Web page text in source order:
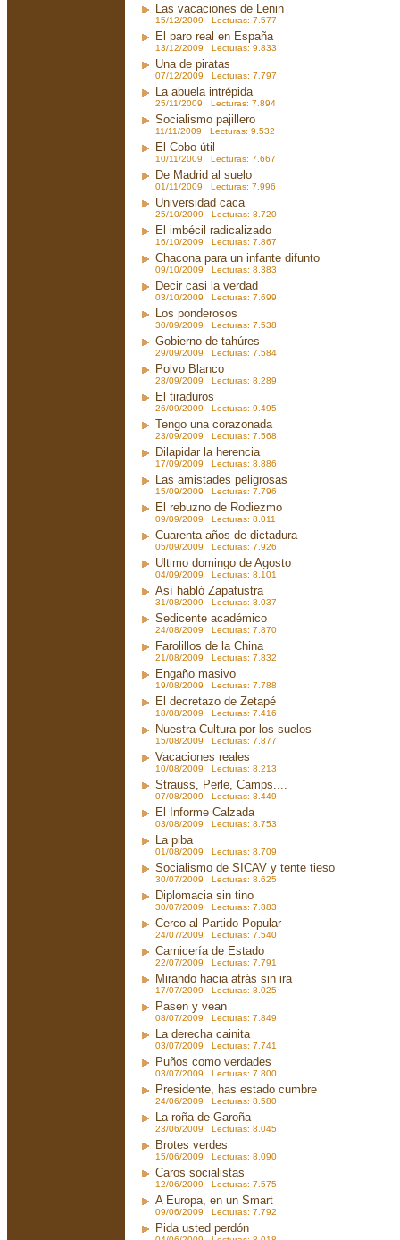
Las vacaciones de Lenin
15/12/2009 Lecturas: 7.577
El paro real en España
13/12/2009 Lecturas: 9.833
Una de piratas
07/12/2009 Lecturas: 7.797
La abuela intrépida
25/11/2009 Lecturas: 7.894
Socialismo pajillero
11/11/2009 Lecturas: 9.532
El Cobo útil
10/11/2009 Lecturas: 7.667
De Madrid al suelo
01/11/2009 Lecturas: 7.996
Universidad caca
25/10/2009 Lecturas: 8.720
El imbécil radicalizado
16/10/2009 Lecturas: 7.867
Chacona para un infante difunto
09/10/2009 Lecturas: 8.383
Decir casi la verdad
03/10/2009 Lecturas: 7.699
Los ponderosos
30/09/2009 Lecturas: 7.538
Gobierno de tahúres
29/09/2009 Lecturas: 7.584
Polvo Blanco
28/09/2009 Lecturas: 8.289
El tiraduros
26/09/2009 Lecturas: 9.495
Tengo una corazonada
23/09/2009 Lecturas: 7.568
Dilapidar la herencia
17/09/2009 Lecturas: 8.886
Las amistades peligrosas
15/09/2009 Lecturas: 7.796
El rebuzno de Rodiezmo
09/09/2009 Lecturas: 8.011
Cuarenta años de dictadura
05/09/2009 Lecturas: 7.926
Ultimo domingo de Agosto
04/09/2009 Lecturas: 8.101
Así habló Zapatustra
31/08/2009 Lecturas: 8.037
Sedicente académico
24/08/2009 Lecturas: 7.870
Farolillos de la China
21/08/2009 Lecturas: 7.832
Engaño masivo
19/08/2009 Lecturas: 7.788
El decretazo de Zetapé
18/08/2009 Lecturas: 7.416
Nuestra Cultura por los suelos
15/08/2009 Lecturas: 7.877
Vacaciones reales
10/08/2009 Lecturas: 8.213
Strauss, Perle, Camps....
07/08/2009 Lecturas: 8.449
El Informe Calzada
03/08/2009 Lecturas: 8.753
La piba
01/08/2009 Lecturas: 8.709
Socialismo de SICAV y tente tieso
30/07/2009 Lecturas: 8.625
Diplomacia sin tino
30/07/2009 Lecturas: 7.883
Cerco al Partido Popular
24/07/2009 Lecturas: 7.540
Carnicería de Estado
22/07/2009 Lecturas: 7.791
Mirando hacia atrás sin ira
17/07/2009 Lecturas: 8.025
Pasen y vean
08/07/2009 Lecturas: 7.849
La derecha cainita
03/07/2009 Lecturas: 7.741
Puños como verdades
03/07/2009 Lecturas: 7.800
Presidente, has estado cumbre
24/06/2009 Lecturas: 8.580
La roña de Garoña
23/06/2009 Lecturas: 8.045
Brotes verdes
15/06/2009 Lecturas: 8.090
Caros socialistas
12/06/2009 Lecturas: 7.575
A Europa, en un Smart
09/06/2009 Lecturas: 7.792
Pida usted perdón